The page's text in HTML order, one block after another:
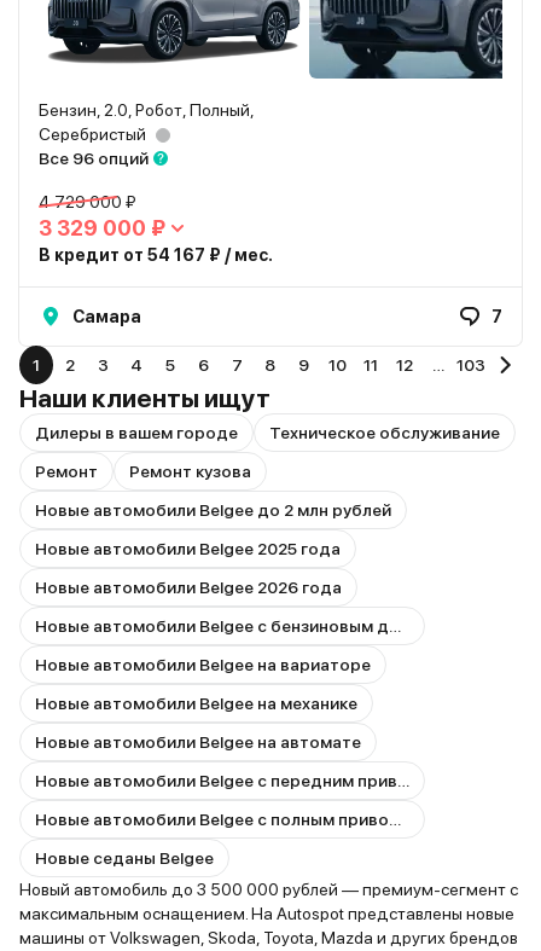
Бензин, 2.0, Робот, Полный,
Серебристый
Все 96 опций
4 729 000 ₽
3 329 000 ₽
В кредит от 54 167 ₽ / мес.
Самара 7
1 2 3 4 5 6 7 8 9 10 11 12 103
Наши клиенты ищут
Дилеры в вашем городе
Техническое обслуживание
Ремонт
Ремонт кузова
Новые автомобили Belgee до 2 млн рублей
Новые автомобили Belgee 2025 года
Новые автомобили Belgee 2026 года
Новые автомобили Belgee на вариаторе
Новые автомобили Belgee на механике
Новые автомобили Belgee на автомате
Новые седаны Belgee
Новый автомобиль до 3 500 000 рублей — премиум-сегмент с
максимальным оснащением. На Autospot представлены новые
машины от Volkswagen, Skoda, Toyota, Mazda и других брендов